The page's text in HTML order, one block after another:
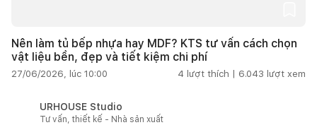
Nên làm tủ bếp nhựa hay MDF? KTS tư vấn cách chọn
vật liệu bền, đẹp và tiết kiệm chi phí
27/06/2026, lúc 10:00 4 lượt thích | 6.043 lượt xem
URHOUSE Studio
Tư vấn, thiết kế - Nhà sản xuất